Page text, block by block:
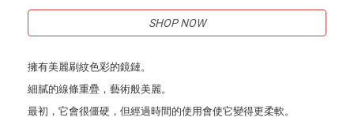
SHOP NOW
擁有美麗刷紋色彩的鏡鏈。
細膩的線條重疊，藝術般美麗。
最初，它會很僵硬，但經過時間的使用會使它變得更柔軟。